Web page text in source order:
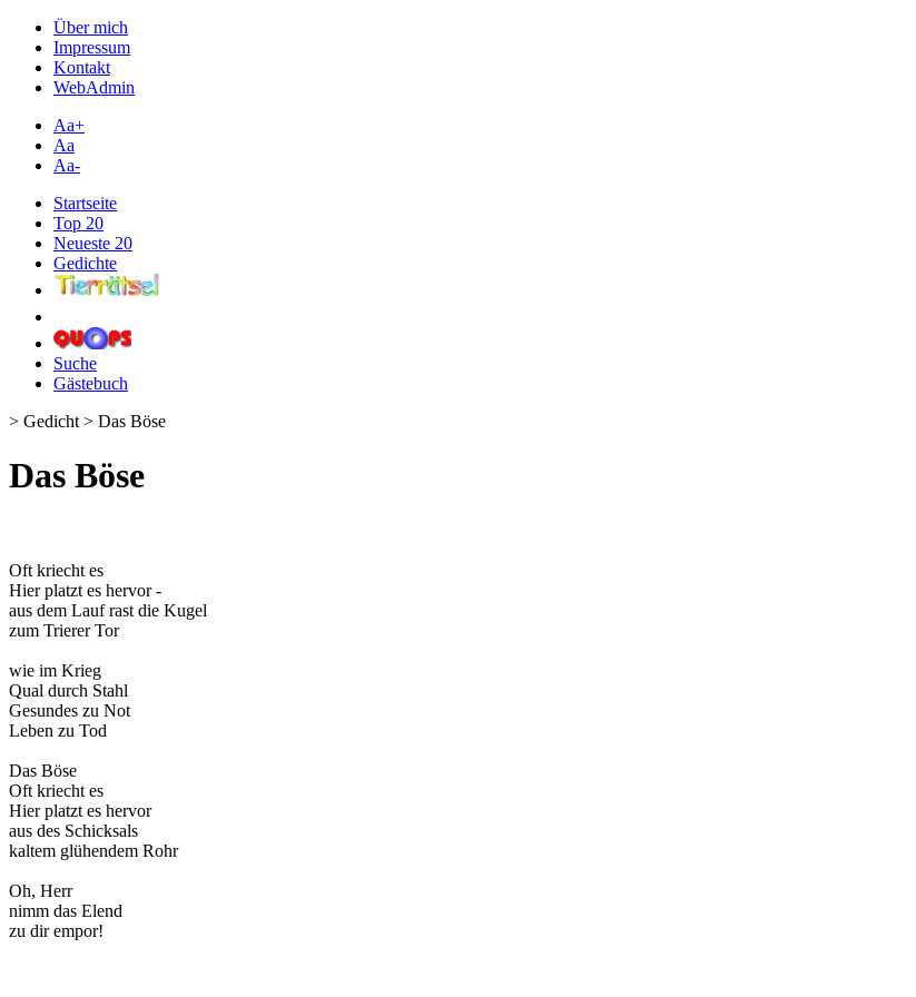
Über mich
Impressum
Kontakt
WebAdmin
Aa+
Aa
Aa-
Startseite
Top 20
Neueste 20
Gedichte
Suche
Gästebuch
> Gedicht > Das Böse
Das Böse
Oft kriecht es
Hier platzt es hervor -
aus dem Lauf rast die Kugel
zum Trierer Tor
wie im Krieg
Qual durch Stahl
Gesundes zu Not
Leben zu Tod
Das Böse
Oft kriecht es
Hier platzt es hervor
aus des Schicksals
kaltem glühendem Rohr
Oh, Herr
nimm das Elend
zu dir empor!